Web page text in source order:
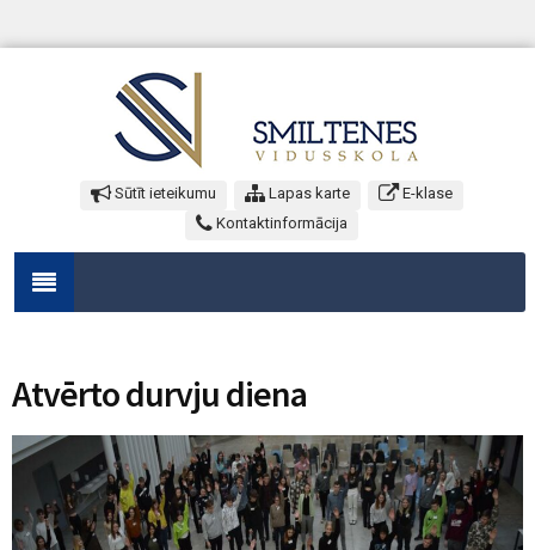
Sūtīt ieteikumu Lapas karte
E-klase
Kontaktinformācija
Atvērto durvju diena